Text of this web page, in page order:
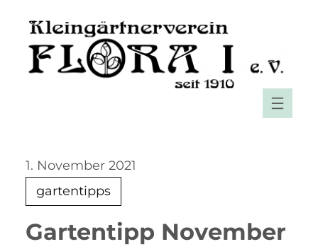
Inhalt
springen
1. November 2021
gartentipps
Gartentipp November